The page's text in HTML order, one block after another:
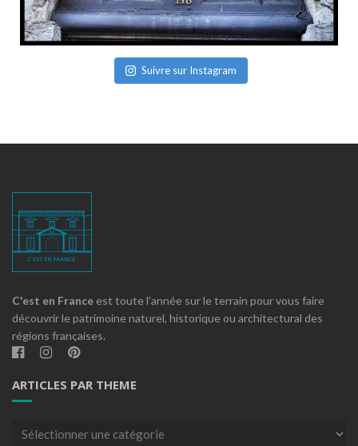
Suivre sur Instagram
C'est en France est toute l'année sur le terrain pour vous faire
découvrir le patrimoine naturel, historique ou architectural des
régions françaises.
ARTICLES PAR THEME
Articles